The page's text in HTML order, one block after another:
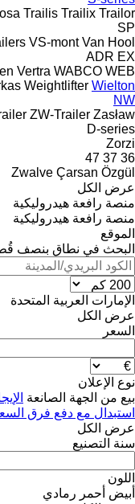
Trailis Trailix Trailor
SP
VS-mont Van Hool
ADR EX
Vertra WABCO WEB
Weightlifter Wielton
NW
ZW-Trailer Zasław
D-series
Zorzi
36
37
47
Zwalve Çarsan Özgül
عرض الكل
منصة رافعة هيدروليكية
منصة رافعة هيدروليكية
الموقع
البحث في نطاق بنصف
الإمارات العربية المتحدة
عرض الكل
السعر
نوع الإعلان
بيع من الجهة الصانعة
استبدال مع دفع فرق
عرض الكل
سنة التصنيع
اللون
أبيض أحمر رمادي